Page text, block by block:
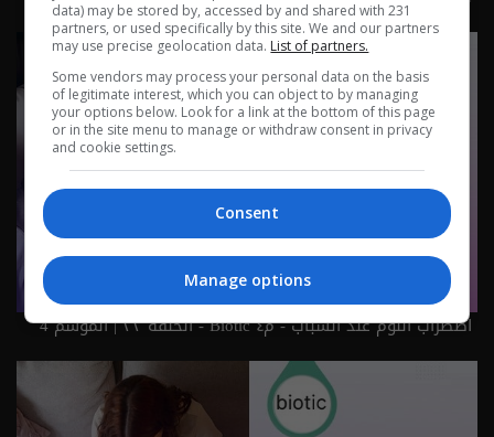
اضطراب النوم عند الشباب - م٤ Biotic - الحلقة ٣٣ | الموسم 4
data) may be stored by, accessed by and shared with 231
partners, or used specifically by this site. We and our partners
may use precise geolocation data. List of partners.
Some vendors may process your personal data on the basis
of legitimate interest, which you can object to by managing
your options below. Look for a link at the bottom of this page
or in the site menu to manage or withdraw consent in privacy
and cookie settings.
Consent
Manage options